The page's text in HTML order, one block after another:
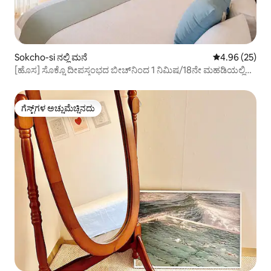
Sokcho-si ನಲ್ಲಿ ಮನೆ 5 ರಲ್ಲಿ 4.96
4.96 (25)
[ಹೊಸ] ಸೊಕ್ಚೊ ದೀಪಸ್ತಂಭದ ಬೀಚ್‌ನಿಂದ 1 ನಿಮಿಷ/18ನೇ ಮಹಡಿಯಲ್ಲಿ
ಮಾರ್ಕೆಟ್#ಸೆಯೋಲಾಕ್ ಪರ್ವತ
ಗೆಸ್ಟ್‌ಗಳ ಅಚ್ಚುಮೆಚ್ಚಿನದು
ಗೆಸ್ಟ್‌ಗಳ ಅಚ್ಚುಮೆಚ್ಚಿನದು